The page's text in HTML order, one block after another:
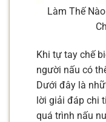
Làm Thế
Khi tự tay chế
người nấu có
Dưới đây là
lời giải đáp chi
quá trình nấu